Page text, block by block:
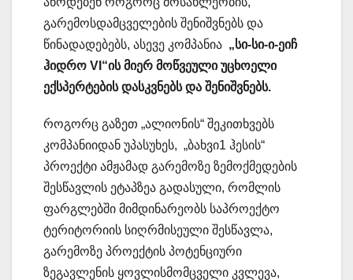
გარემოსდამცველების შენიშვნებს და
წინადადებებს, ასევე კომპანია „სი-სი-ი-ეიჩ
ჰიდრო VI“ის მიერ მოწვეული უცხოელი
ექსპერტების დასკვნებს და შენიშვნებს.
როგორც გაზეთ „ალიონის“ შეკითხვებს
კომპანიიდან უპასუხეს, „ბახვი1 ჰესის“
პროექტი ამჟამად გარემოზე ზემოქმედების
შესწავლის ეტაპზეა გადასული, რომლის
ფარგლებში მიმდინარეობს საპროექტო
ტერიტორიის სიღრმისეული შესწავლა,
გარემოზე პროექტის პოტენციური
ზეგავლენის ყოვლისმომცველი კვლევა,